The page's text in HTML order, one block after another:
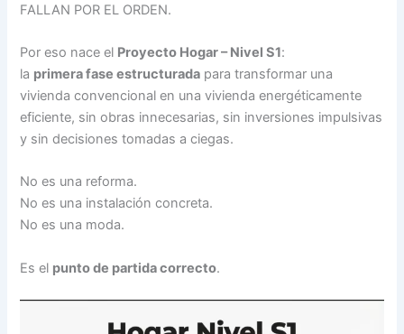
FALLAN POR EL ORDEN.
Por eso nace el Proyecto Hogar – Nivel S1:
la primera fase estructurada para transformar una
vivienda convencional en una vivienda energéticamente
eficiente, sin obras innecesarias, sin inversiones impulsivas
y sin decisiones tomadas a ciegas.
No es una reforma.
No es una instalación concreta.
No es una moda.
Es el punto de partida correcto.